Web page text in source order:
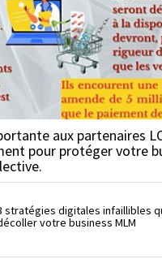
aux partenaires
pour protéger votre
stratégies digitales infaillibles
votre business MLM